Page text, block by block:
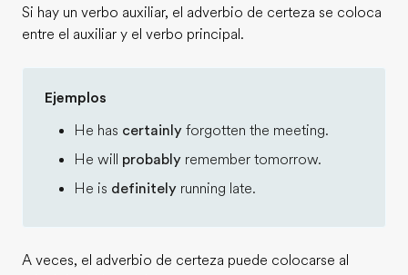
Si hay un verbo auxiliar, el adverbio de certeza se coloca
entre el auxiliar y el verbo principal.
Ejemplos
He has certainly forgotten the meeting.
He will probably remember tomorrow.
He is definitely running late.
A veces, el adverbio de certeza puede colocarse al